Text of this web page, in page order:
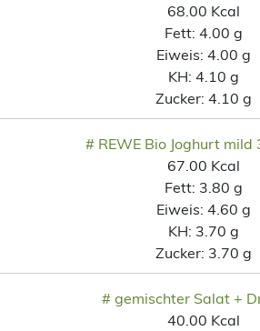
68.00 Kcal
Fett: 4.00 g
Eiweis: 4.00 g
KH: 4.10 g
Zucker: 4.10 g
# REWE Bio Joghurt mild
67.00 Kcal
Fett: 3.80 g
Eiweis: 4.60 g
KH: 3.70 g
Zucker: 3.70 g
# gemischter Salat +
40.00 Kcal